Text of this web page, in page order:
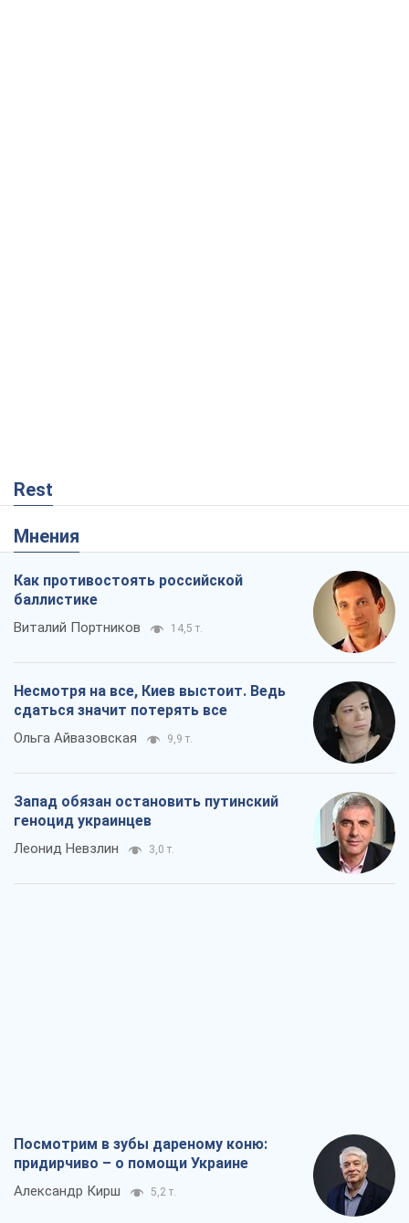
Rest
Мнения
Как противостоять российской
баллистике
Виталий Портников 14,5 т.
Несмотря на все, Киев выстоит. Ведь
сдаться значит потерять все
Ольга Айвазовская 9,9 т.
Запад обязан остановить путинский
геноцид украинцев
Леонид Невзлин 3,0 т.
Посмотрим в зубы дареному коню:
придирчиво – о помощи Украине
Александр Кирш 5,2 т.